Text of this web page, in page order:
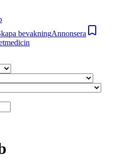
bevakningAnnonsera